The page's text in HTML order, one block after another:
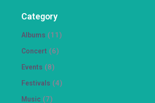
Category
Albums (11)
Concert (6)
Events (8)
Festivals (4)
Music (7)